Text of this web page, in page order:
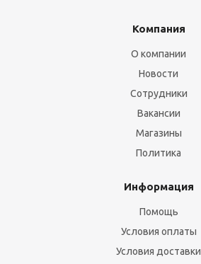
Компания
О компании
Новости
Сотрудники
Вакансии
Магазины
Политика
Информация
Помощь
Условия оплаты
Условия доставки